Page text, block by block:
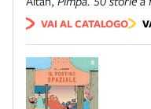
VAI AL CATALOGO